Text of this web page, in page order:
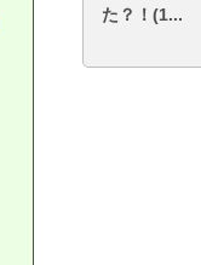
た？！(1...